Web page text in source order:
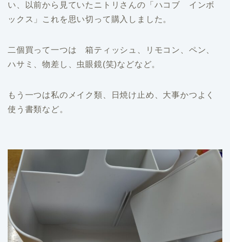
い、以前から見ていたニトリさんの「ハコブ インボ
ックス」これを思い切って購入しました。
二個買って一つは 箱ティッシュ、リモコン、ペン、
ハサミ、物差し、虫眼鏡(笑)などなど。
もう一つは私のメイク類、日焼け止め、大事かつよく
使う書類など。